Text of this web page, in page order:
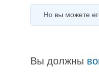
Но вы можете
Вы должны